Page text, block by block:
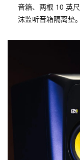
音箱、两根 10 英
沫监听音箱隔离垫。